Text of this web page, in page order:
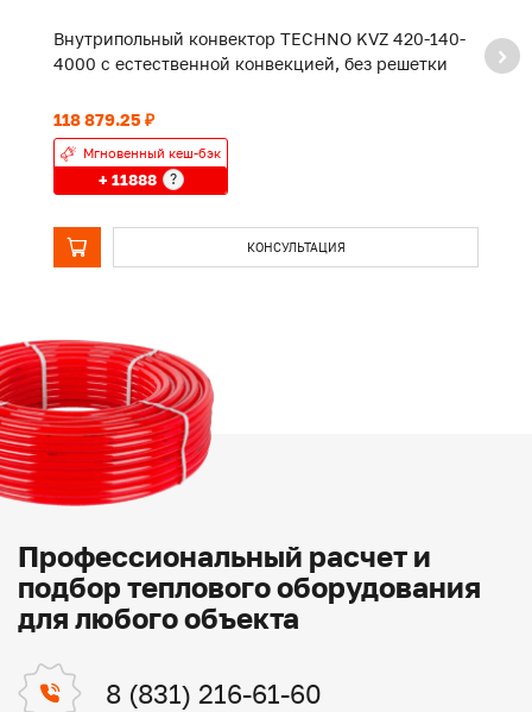
Внутрипольный конвектор TECHNO KVZ 420-140-
4000 с естественной конвекцией, без решетки
118 879.25 ₽
Мгновенный кеш-бэк
+ 11888 ?
КОНСУЛЬТАЦИЯ
Профессиональный расчет и
подбор теплового оборудования
для любого объекта
8 (831) 216-61-60